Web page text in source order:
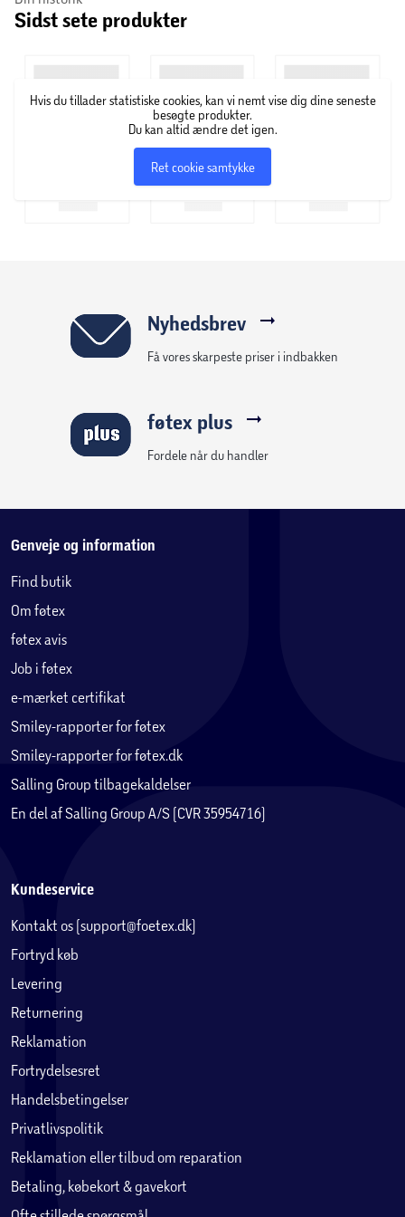
Sidst sete produkter
Hvis du tillader statistiske cookies, kan vi nemt vise dig dine seneste
besøgte produkter.
Du kan altid ændre det igen.
Ret cookie samtykke
Nyhedsbrev
Få vores skarpeste priser i indbakken
føtex plus
Fordele når du handler
Genveje og information
Find butik
Om føtex
føtex avis
Job i føtex
e-mærket certifikat
Smiley-rapporter for føtex
Smiley-rapporter for føtex.dk
Salling Group tilbagekaldelser
En del af Salling Group A/S (CVR 35954716)
Kundeservice
Kontakt os (support@foetex.dk)
Fortryd køb
Levering
Returnering
Reklamation
Fortrydelsesret
Handelsbetingelser
Privatlivspolitik
Reklamation eller tilbud om reparation
Betaling, købekort & gavekort